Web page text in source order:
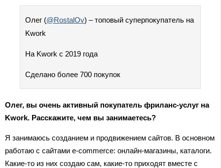
Олег (@RostalOv) – топовый суперпокупатель на
Kwork
На Kwork с 2019 года
Сделано более 700 покупок
Олег, вы очень активный покупатель фриланс-услуг на
Kwork. Расскажите, чем вы занимаетесь?
Я занимаюсь созданием и продвижением сайтов. В основном
работаю с сайтами e-commerce: онлайн-магазины, каталоги.
Какие-то из них создаю сам, какие-то приходят вместе с